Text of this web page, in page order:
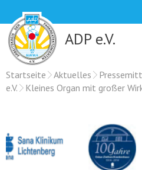
content
ADP e.V.
Startseite Aktuelles
e.V.
Kleines Organ mit großer